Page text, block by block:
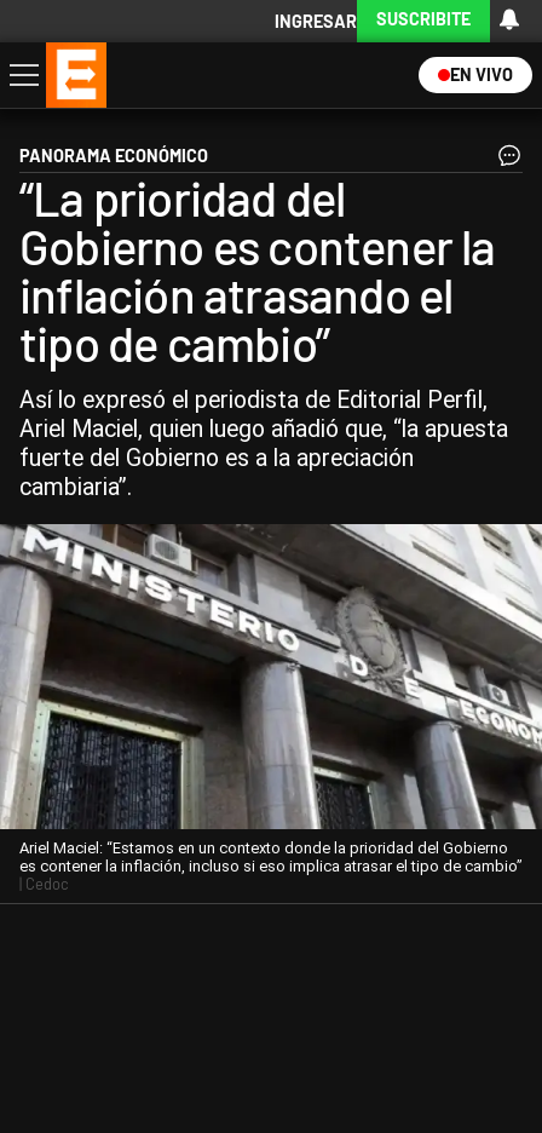
INGRESAR SUSCRIBITE
EN VIVO
Economía
Política
Internacional
Actualidad
Descargá la App
PANORAMA ECONÓMICO
“La prioridad del
Gobierno es contener la
inflación atrasando el
tipo de cambio”
Así lo expresó el periodista de Editorial Perfil,
Ariel Maciel, quien luego añadió que, “la apuesta
fuerte del Gobierno es a la apreciación
cambiaria”.
Ariel Maciel: “Estamos en un contexto donde la prioridad del Gobierno
es contener la inflación, incluso si eso implica atrasar el tipo de cambio”
| Cedoc